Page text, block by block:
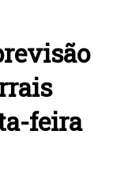
feira